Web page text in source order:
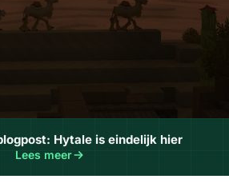
Hytale is eindelijk hier
Lees meer